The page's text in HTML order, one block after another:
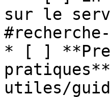
sur le
* [ ]
utiles/